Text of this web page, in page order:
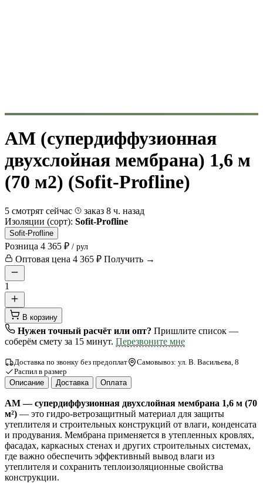
AM (супердиффузионная
двухслойная мембрана) 1,6 м
(70 м2) (Sofit-Profline)
5 смотрят сейчас
заказ 8 ч. назад
Изоляции (сорт): Sofit-Profline
Sofit-Profline
Розница 4 365 ₽ / рул
Оптовая цена 4 365 ₽ Получить →
1
В корзину
Нужен точный расчёт или опт? Пришлите список —
соберём смету за 15 минут. Перезвоните мне
Доставка по звонку без предоплат
Самовывоз: ул. В. Васильева, 8
Распил в размер
Описание
Доставка Оплата
AM — супердиффузионная двухслойная мембрана 1,6 м (70
м²) — это гидро-ветрозащитный материал для защиты
утеплителя и строительных конструкций от влаги, конденсата
и продувания. Мембрана применяется в утепленных кровлях,
фасадах, каркасных стенах и других строительных системах,
где важно обеспечить эффективный вывод влаги из
утеплителя и сохранить теплоизоляционные свойства
конструкции.